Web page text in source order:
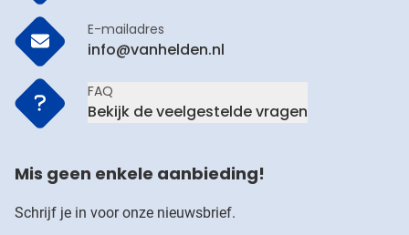
E-mailadres
info@vanhelden.nl
FAQ
Bekijk de veelgestelde vragen
Mis geen enkele aanbieding!
Schrijf je in voor onze nieuwsbrief.